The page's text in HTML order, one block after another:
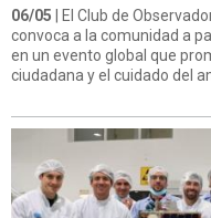
06/05 | El Club de
convoca a la comunidad a
en un evento global que
ciudadana y el cuidado del